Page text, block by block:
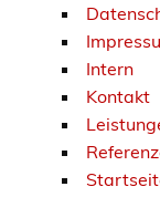
Intern
Kontakt